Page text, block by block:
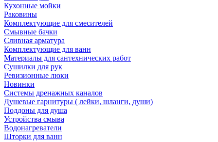
Кухонные мойки
Раковины
Комплектующие для смесителей
Смывные бачки
Сливная арматура
Комплектующие для ванн
Материалы для сантехнических работ
Сушилки для рук
Ревизионные люки
Новинки
Системы дренажных каналов
Душевые гарнитуры ( лейки, шланги, души)
Поддоны для душа
Устройства смыва
Водонагреватели
Шторки для ванн